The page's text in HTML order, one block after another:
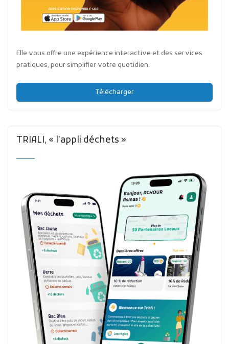
Elle vous offre une expérience interactive et des services
pratiques, pour simplifier votre quotidien.
Télécharger
TRIALI, « l’appli déchets »